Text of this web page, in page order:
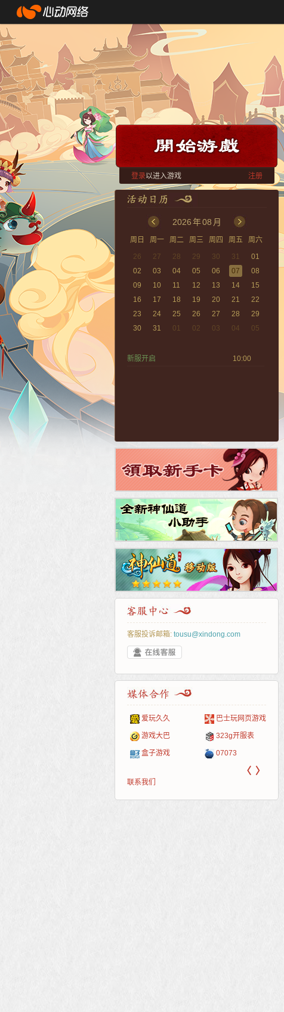
登录以进入游戏 注册
2026年08 月
周日 周一 周二 周三 周四 周五
周六
26
27 28 29 30 31
01
02
03 04 05 06 07
08
09
10 11 12 13 14
15
16
17 18 19 20 21
22
23
24 25 26 27 28
29
30
31 01 02 03 04 05
新服开启 10:00
客服投诉邮箱: tousu@xindong.com
爱玩久久 巴士玩网页游戏
游戏大巴 323g开服表
盒子游戏 07073
〈 〉
联系我们